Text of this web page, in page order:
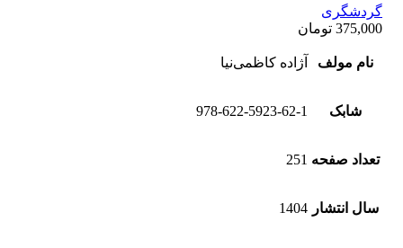
گردشگری
375,000 تومان
نام مولف آژاده کاظمی‌نیا
شابک 978-622-5923-62-1
تعداد صفحه 251
سال انتشار 1404